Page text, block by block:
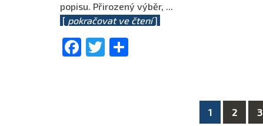
popisu. Přirozený výběr, ...
[ pokračovat ve čtení]
Facebook
Twitter
1 2 3